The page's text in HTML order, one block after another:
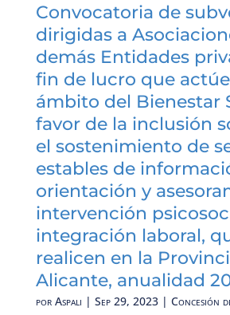
Convocatoria de
dirigidas a
demás Entidades
fin de lucro que
ámbito del Bienestar
favor de la inclusión
el sostenimiento de
estables de
orientación y
intervención
integración laboral,
realicen en la
Alicante, anualidad
por Aspali | Sep 29, 2023| Concesión